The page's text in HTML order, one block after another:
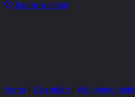
Add to wishlist
Home / Sản phẩm / Văn phòng